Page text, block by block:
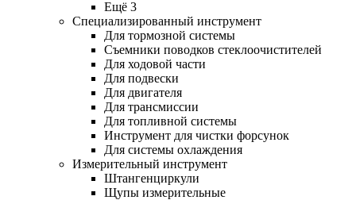
Ещё 3
Специализированный инструмент
Для тормозной системы
Съемники поводков стеклоочистителей
Для ходовой части
Для подвески
Для двигателя
Для трансмиссии
Для топливной системы
Инструмент для чистки форсунок
Для системы охлаждения
Измерительный инструмент
Штангенциркули
Щупы измерительные